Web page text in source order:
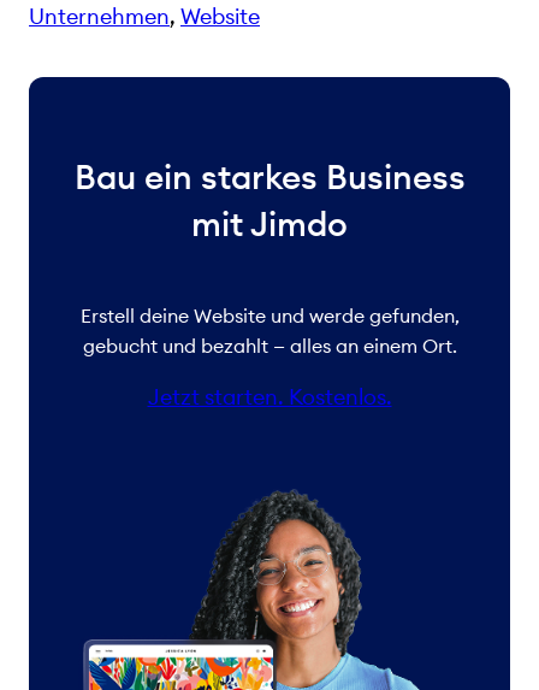
Unternehmen, Website
Bau ein starkes Business
mit Jimdo
Erstell deine Website und werde gefunden,
gebucht und bezahlt — alles an einem Ort.
Jetzt starten. Kostenlos.